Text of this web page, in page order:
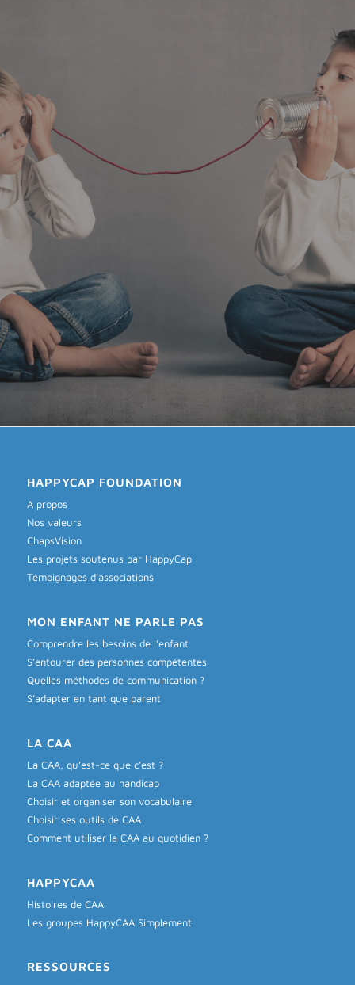
HAPPYCAP FOUNDATION
A propos
Nos valeurs
ChapsVision
Les projets soutenus par HappyCap
Témoignages d’associations
MON ENFANT NE PARLE PAS
Comprendre les besoins de l’enfant
S’entourer des personnes compétentes
Quelles méthodes de communication ?
S’adapter en tant que parent
LA CAA
La CAA, qu’est-ce que c’est ?
La CAA adaptée au handicap
Choisir et organiser son vocabulaire
Choisir ses outils de CAA
Comment utiliser la CAA au quotidien ?
HAPPYCAA
Histoires de CAA
Les groupes HappyCAA Simplement
RESSOURCES